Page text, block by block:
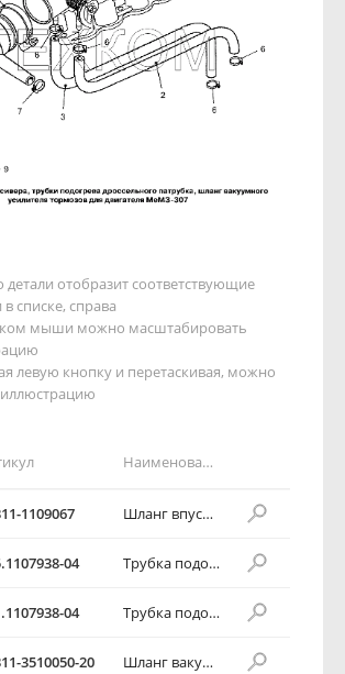
Наименование детали
1109067 Шланг впускной ресивера
04 Трубка подогрева дроссельного патрубка отводящая
04 Трубка подогрева дроссельного патрубка подводящая
3510050-20 Шланг вакуумного усилителя в сборе
детали отобразит соответствующие
списке, справа
мыши можно масштабировать
левую кнопку и перетаскивая, можно